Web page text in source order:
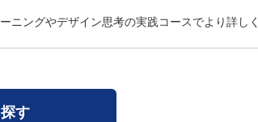
ングやデザイン思考の実践コースでより詳し
す